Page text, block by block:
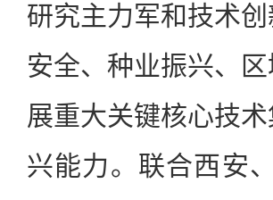
研究主力军和技术
安全、种业振兴、
展重大关键核心技
兴能力。联合西安